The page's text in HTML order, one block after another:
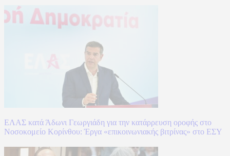
ΕΛΑΣ κατά Άδωνι Γεωργιάδη για την κατάρρευση οροφής στο
Νοσοκομείο Κορίνθου: Έργα «επικοινωνιακής βιτρίνας» στο ΕΣΥ